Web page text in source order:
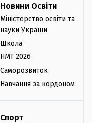
Новини Освіти
Міністерство освіти та
науки України
Школа
НМТ 2026
Саморозвиток
Навчання за кордоном
Спорт